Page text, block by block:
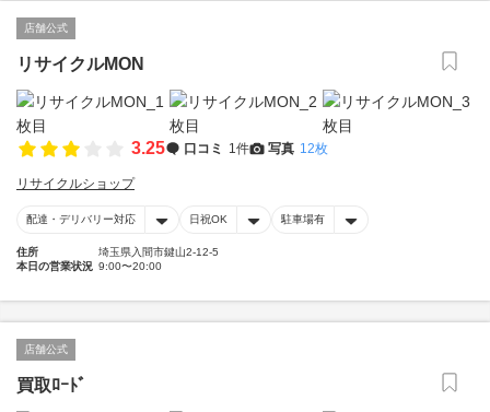
店舗公式
リサイクルMON
3.25 口コミ 1件 写真 12枚
リサイクルショップ
配達・デリバリー対応 日祝OK 駐車場有
住所
埼玉県入間市鍵山2-12-5
本日の営業状況 9:00〜20:00
店舗公式
買取ﾛｰﾄﾞ